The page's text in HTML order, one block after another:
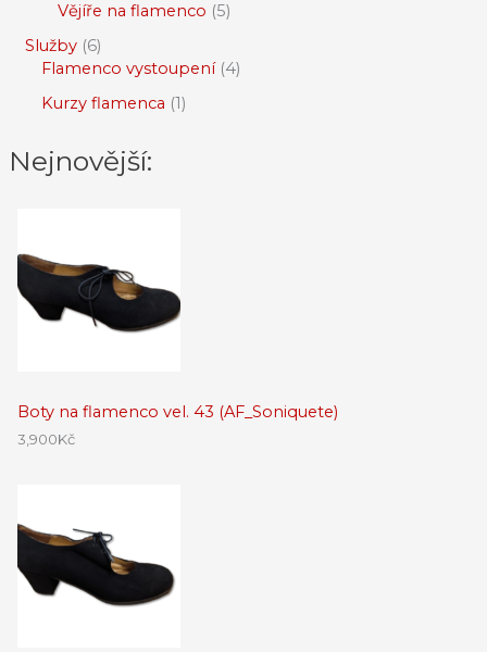
Vějíře na flamenco 5
Služby 6
Flamenco vystoupení 4
Kurzy flamenca 1
Nejnovější:
Boty na flamenco vel. 43 (AF_Soniquete)
3,900Kč